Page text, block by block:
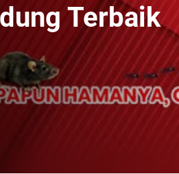
Terbaik